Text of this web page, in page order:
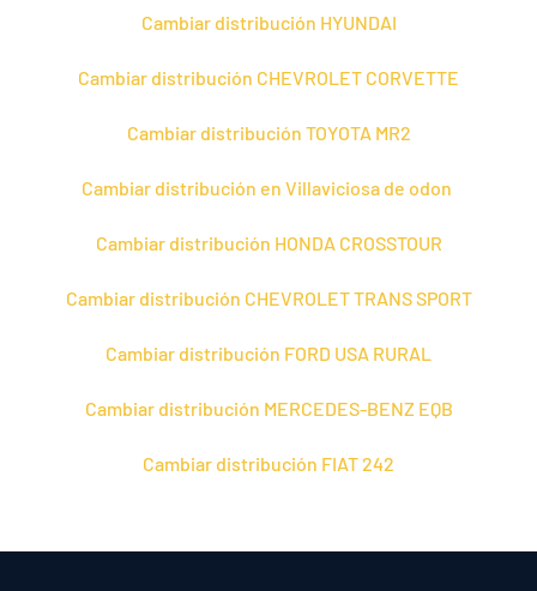
Cambiar distribución HYUNDAI
Cambiar distribución CHEVROLET CORVETTE
Cambiar distribución TOYOTA MR2
Cambiar distribución en Villaviciosa de odon
Cambiar distribución HONDA CROSSTOUR
Cambiar distribución CHEVROLET TRANS SPORT
Cambiar distribución FORD USA RURAL
Cambiar distribución MERCEDES-BENZ EQB
Cambiar distribución FIAT 242